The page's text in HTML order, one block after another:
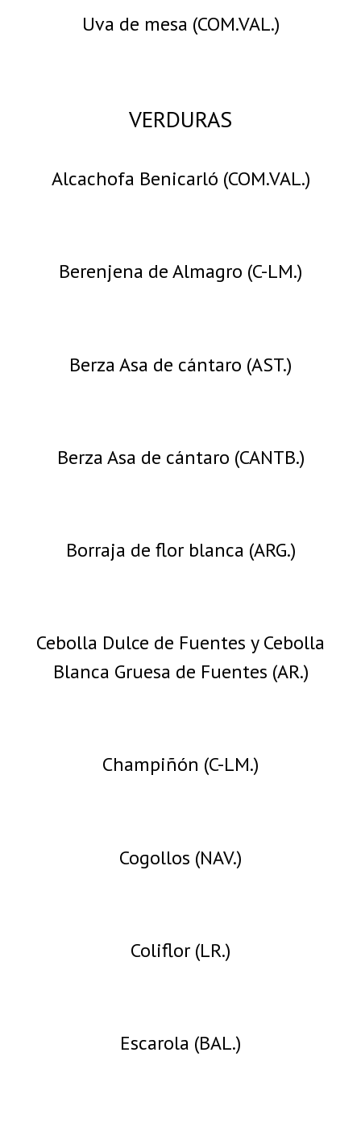
Uva de mesa (COM.VAL.)
VERDURAS
Alcachofa Benicarló (COM.VAL.)
Berenjena de Almagro (C-LM.)
Berza Asa de cántaro (AST.)
Berza Asa de cántaro (CANTB.)
Borraja de flor blanca (ARG.)
Cebolla Dulce de Fuentes y Cebolla
Blanca Gruesa de Fuentes (AR.)
Champiñón (C-LM.)
Cogollos (NAV.)
Coliflor (LR.)
Escarola (BAL.)